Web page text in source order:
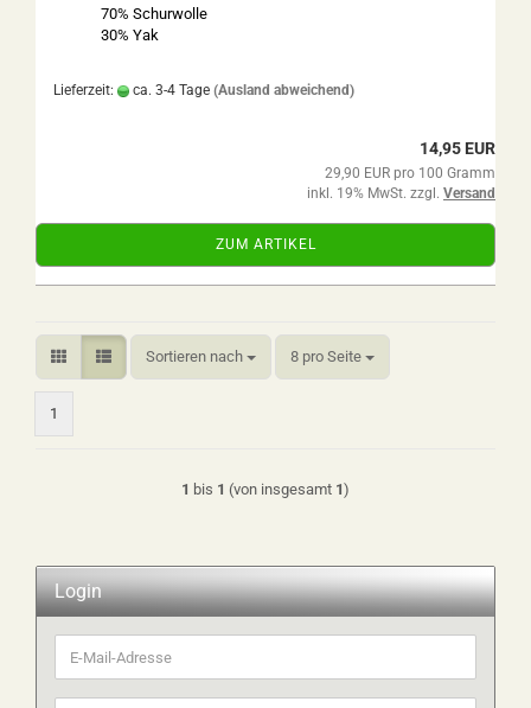
70% Schurwolle
30% Yak
Lieferzeit: ca. 3-4 Tage (Ausland abweichend)
14,95 EUR
29,90 EUR pro 100 Gramm
inkl. 19% MwSt. zzgl. Versand
ZUM ARTIKEL
Sortieren nach
Sortieren nach 8 pro Seite
pro Seite
1
1 bis 1 (von insgesamt 1)
Login
E-
Mail-
Adresse